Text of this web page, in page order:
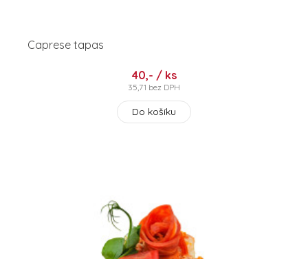
Caprese tapas
40,- / ks
35,71 bez DPH
Do košíku